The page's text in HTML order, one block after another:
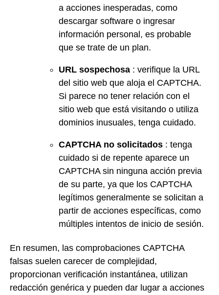
a acciones inesperadas, como
descargar software o ingresar
información personal, es probable
que se trate de un plan.
URL sospechosa : verifique la URL
del sitio web que aloja el CAPTCHA.
Si parece no tener relación con el
sitio web que está visitando o utiliza
dominios inusuales, tenga cuidado.
CAPTCHA no solicitados : tenga
cuidado si de repente aparece un
CAPTCHA sin ninguna acción previa
de su parte, ya que los CAPTCHA
legítimos generalmente se solicitan a
partir de acciones específicas, como
múltiples intentos de inicio de sesión.
En resumen, las comprobaciones CAPTCHA
falsas suelen carecer de complejidad,
proporcionan verificación instantánea, utilizan
redacción genérica y pueden dar lugar a acciones